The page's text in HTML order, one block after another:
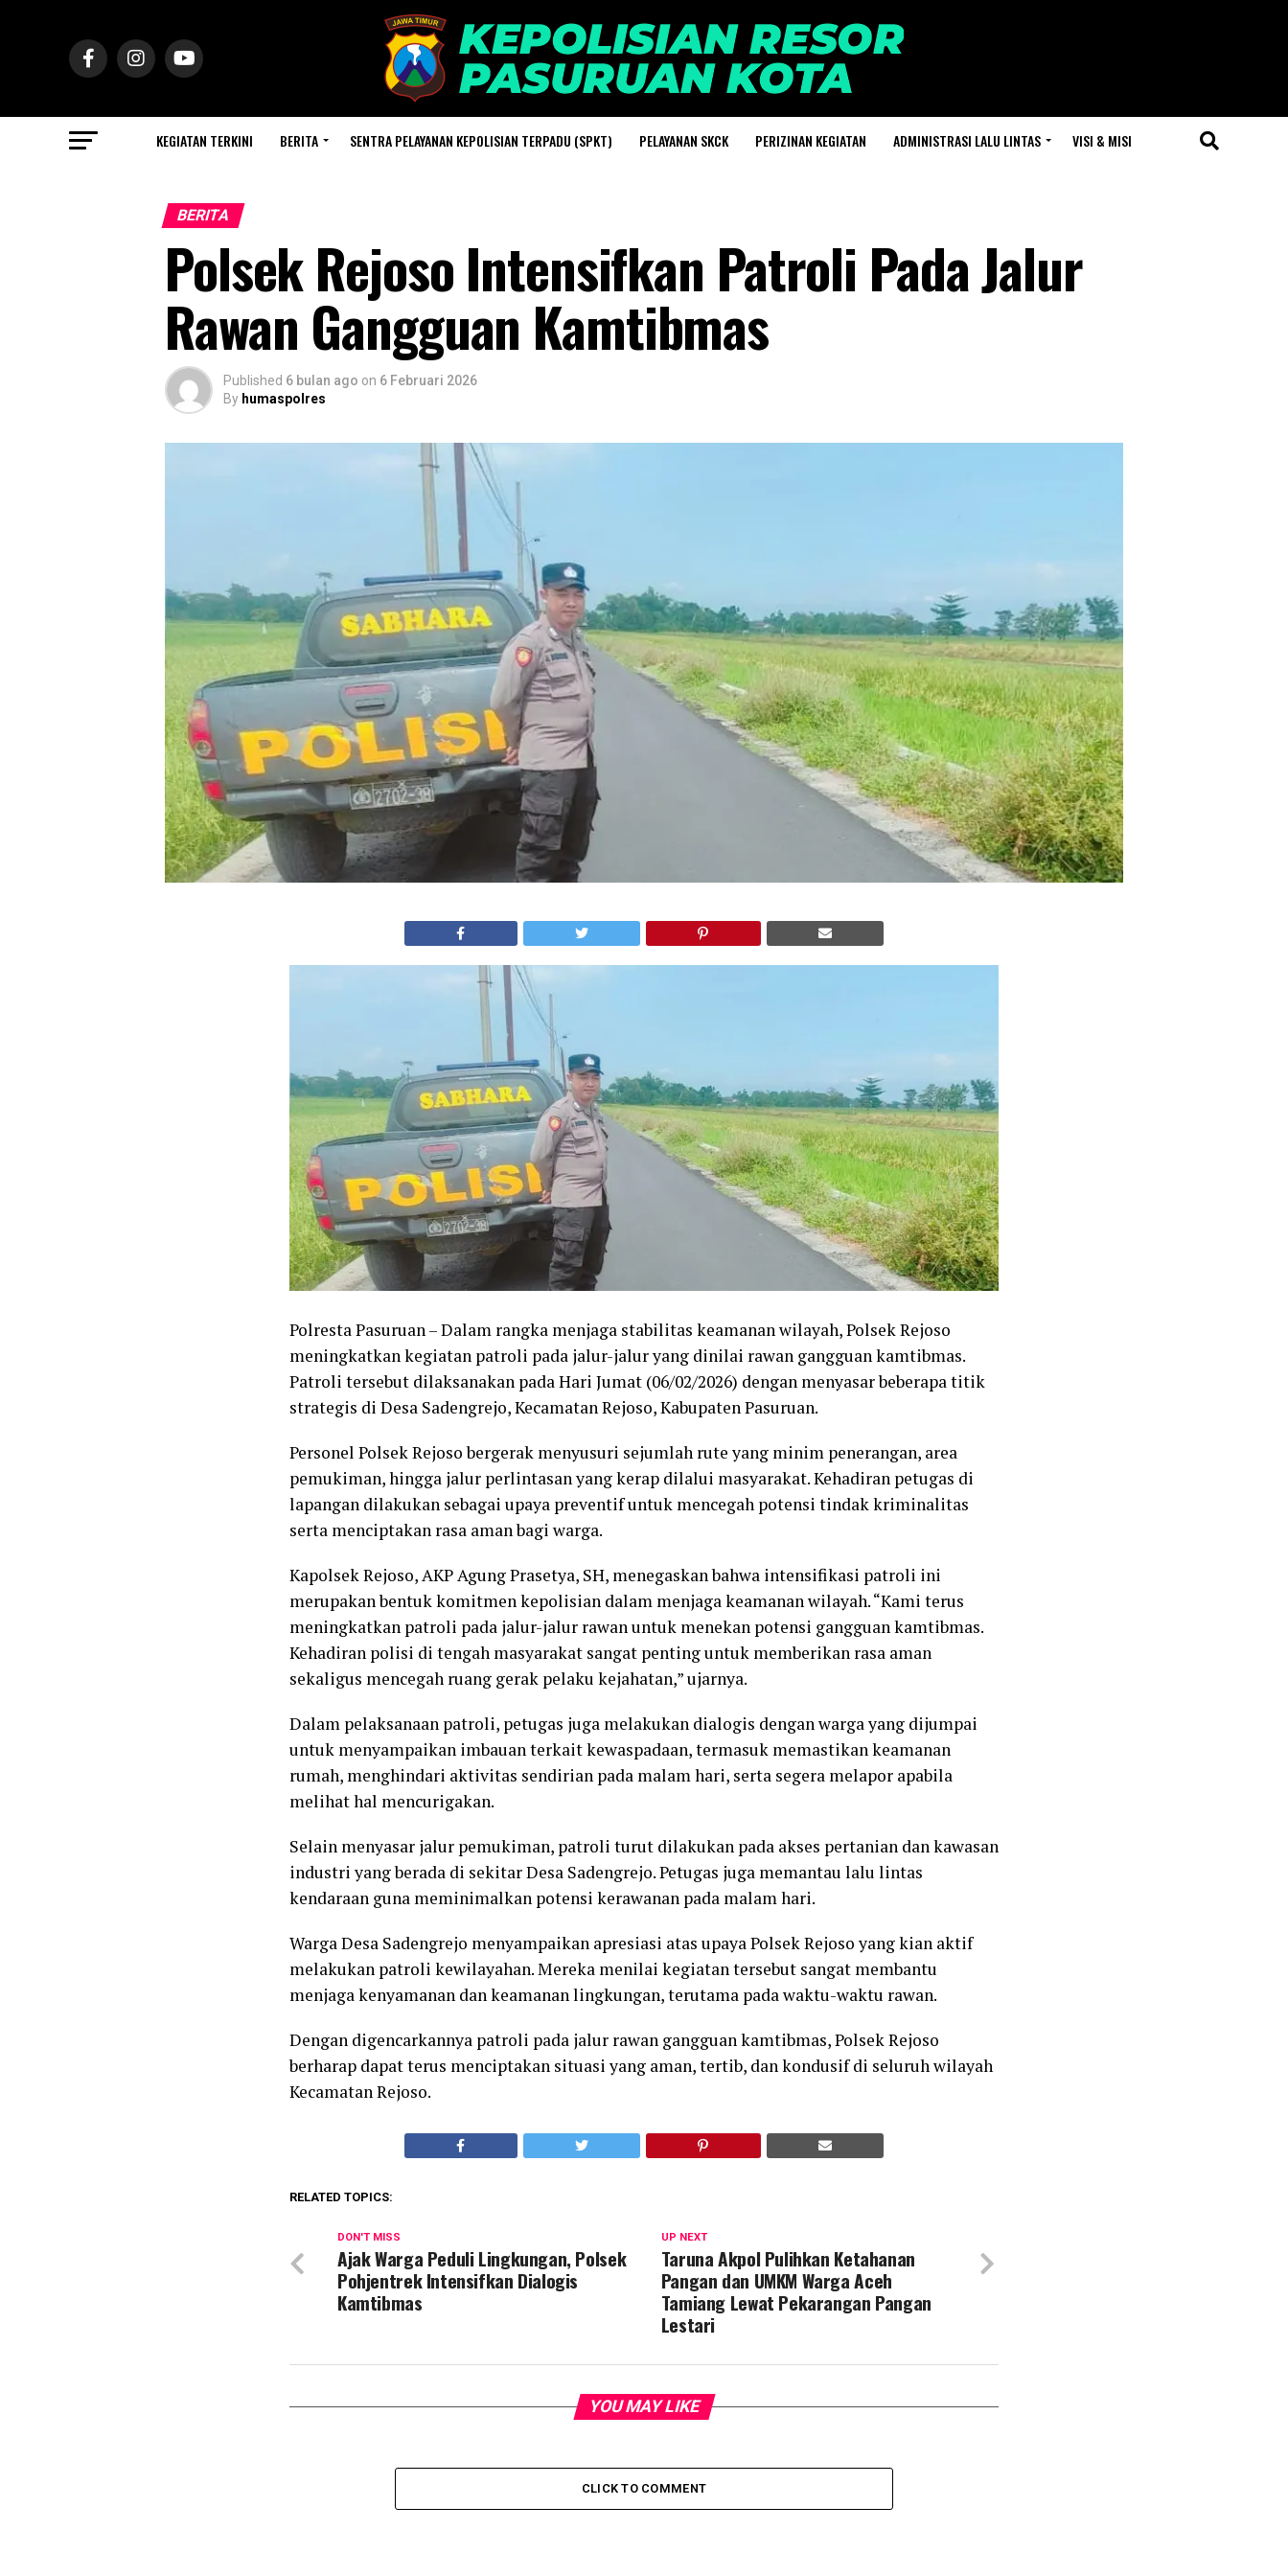
KEGIATAN TERKINI BERITA SENTRA PELAYANAN KEPOLISIAN TERPADU (SPKT) PELAYANAN SKCK PERIZINAN KEGIATAN ADMINISTRASI LALU LINTAS VISI & MISI
BERITA
Polsek Rejoso Intensifkan Patroli Pada Jalur
Rawan Gangguan Kamtibmas
Published 6 bulan ago on 6 Februari 2026
By humaspolres
Polresta Pasuruan – Dalam rangka menjaga stabilitas keamanan wilayah, Polsek Rejoso
meningkatkan kegiatan patroli pada jalur-jalur yang dinilai rawan gangguan kamtibmas.
Patroli tersebut dilaksanakan pada Hari Jumat (06/02/2026) dengan menyasar beberapa titik
strategis di Desa Sadengrejo, Kecamatan Rejoso, Kabupaten Pasuruan.
Personel Polsek Rejoso bergerak menyusuri sejumlah rute yang minim penerangan, area
pemukiman, hingga jalur perlintasan yang kerap dilalui masyarakat. Kehadiran petugas di
lapangan dilakukan sebagai upaya preventif untuk mencegah potensi tindak kriminalitas
serta menciptakan rasa aman bagi warga.
Kapolsek Rejoso, AKP Agung Prasetya, SH, menegaskan bahwa intensifikasi patroli ini
merupakan bentuk komitmen kepolisian dalam menjaga keamanan wilayah. “Kami terus
meningkatkan patroli pada jalur-jalur rawan untuk menekan potensi gangguan kamtibmas.
Kehadiran polisi di tengah masyarakat sangat penting untuk memberikan rasa aman
sekaligus mencegah ruang gerak pelaku kejahatan,” ujarnya.
Dalam pelaksanaan patroli, petugas juga melakukan dialogis dengan warga yang dijumpai
untuk menyampaikan imbauan terkait kewaspadaan, termasuk memastikan keamanan
rumah, menghindari aktivitas sendirian pada malam hari, serta segera melapor apabila
melihat hal mencurigakan.
Selain menyasar jalur pemukiman, patroli turut dilakukan pada akses pertanian dan kawasan
industri yang berada di sekitar Desa Sadengrejo. Petugas juga memantau lalu lintas
kendaraan guna meminimalkan potensi kerawanan pada malam hari.
Warga Desa Sadengrejo menyampaikan apresiasi atas upaya Polsek Rejoso yang kian aktif
melakukan patroli kewilayahan. Mereka menilai kegiatan tersebut sangat membantu
menjaga kenyamanan dan keamanan lingkungan, terutama pada waktu-waktu rawan.
Dengan digencarkannya patroli pada jalur rawan gangguan kamtibmas, Polsek Rejoso
berharap dapat terus menciptakan situasi yang aman, tertib, dan kondusif di seluruh wilayah
Kecamatan Rejoso.
RELATED TOPICS:
UP NEXT
Taruna Akpol Pulihkan Ketahanan
Pangan dan UMKM Warga Aceh
Tamiang Lewat Pekarangan Pangan
Lestari
DON'T MISS
Ajak Warga Peduli Lingkungan, Polsek
Pohjentrek Intensifkan Dialogis
Kamtibmas
YOU MAY LIKE
CLICK TO COMMENT